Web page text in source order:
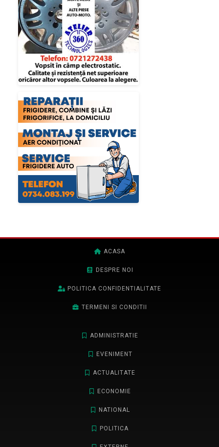
ACASA
DESPRE NOI
POLITICA CONFIDENTIALITATE
TERMENI SI CONDITII
ADMINISTRATIE
EVENIMENT
ACTUALITATE
ECONOMIE
NATIONAL
POLITICA